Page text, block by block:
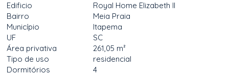
Edificio
Royal Home Elizabeth II
Bairro
Meia Praia
Município
Itapema
UF
SC
Área privativa
261,05 m²
Tipo de uso
residencial
Dormitórios
4